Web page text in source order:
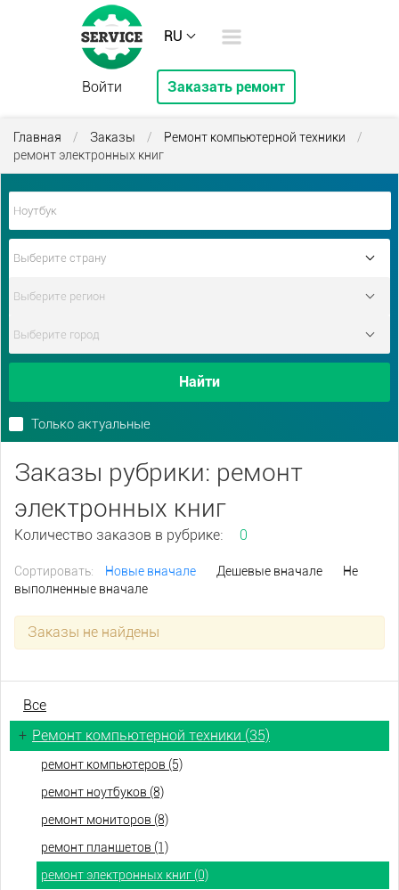
RU
Войти Заказать ремонт
Главная / Заказы / Ремонт компьютерной техники
/
ремонт электронных книг
Найти
Только актуальные
Заказы рубрики: ремонт
электронных книг
Количество заказов в рубрике: 0
Сортировать: Новые вначале Дешевые вначале
Не
выполненные вначале
Заказы не найдены
Все
+ Ремонт компьютерной техники (35)
ремонт компьютеров (5)
ремонт ноутбуков (8)
ремонт мониторов (8)
ремонт планшетов (1)
ремонт электронных книг (0)